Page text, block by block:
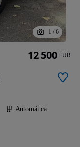
1 / 6
Automática
12 500 EUR